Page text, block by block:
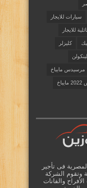
سيارات للايجار
للايجار
كليزلر
لينكولن
مرسيدس مايباخ
فى تأجير
وتقوم الشركة
والفانات